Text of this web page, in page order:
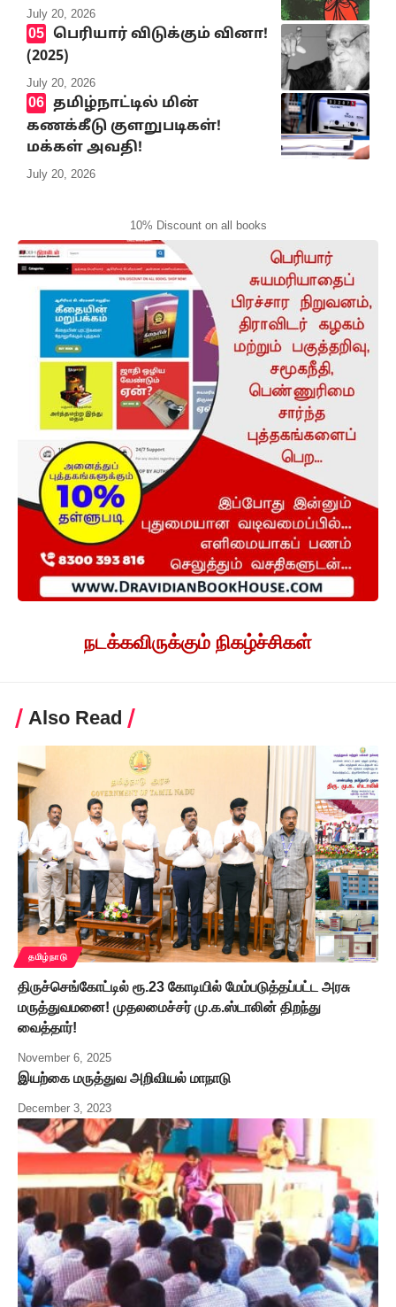
July 20, 2026
பெரியார் விடுக்கும் வினா!
(2025)
July 20, 2026
தமிழ்நாட்டில் மின்
கணக்கீடு குளறுபடிகள்!
மக்கள் அவதி!
July 20, 2026
10% Discount on all books
நடக்கவிருக்கும் நிகழ்ச்சிகள்
Also Read
தமிழ்நாடு
திருச்செங்கோட்டில் ரூ.23 கோடியில் மேம்படுத்தப்பட்ட அரசு
மருத்துவமனை! முதலமைச்சர் மு.க.ஸ்டாலின் திறந்து
வைத்தார்!
November 6, 2025
இயற்கை மருத்துவ அறிவியல் மாநாடு
December 3, 2023